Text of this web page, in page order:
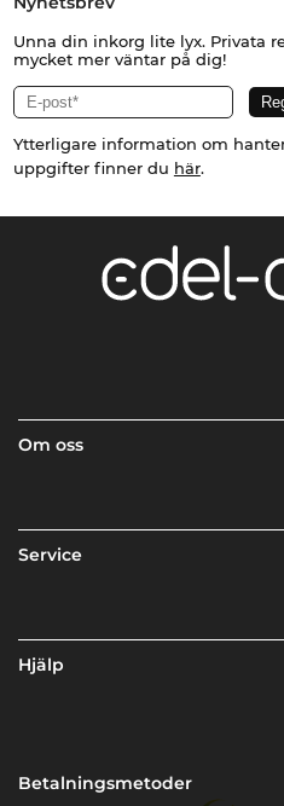
Unna din inkorg lite lyx. Privata
mycket mer väntar på dig!
Ytterligare information om
uppgifter finner du här.
Om oss
Service
Hjälp
Betalningsmetoder